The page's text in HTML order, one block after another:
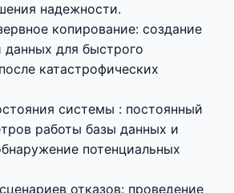
надежности.
копирование: создание
данных для быстрого
катастрофических
системы : постоянный
работы базы данных и
потенциальных
отказов: проведение